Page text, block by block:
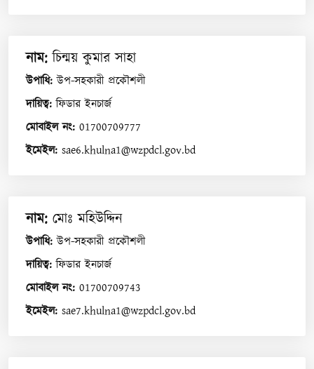
নাম:চিন্ময় কুমার সাহা
উপাধি:উপ-সহকারী প্রকৌশলী
দায়িত্ব:ফিডার ইনচার্জ
মোবাইল নং: 01700709777
ইমেইল: sae6.khulna1@wzpdcl.gov.bd
নাম: মোঃ মহিউদ্দিন
উপাধি:উপ-সহকারী প্রকৌশলী
দায়িত্ব:ফিডার ইনচার্জ
মোবাইল নং: 01700709743
ইমেইল: sae7.khulna1@wzpdcl.gov.bd